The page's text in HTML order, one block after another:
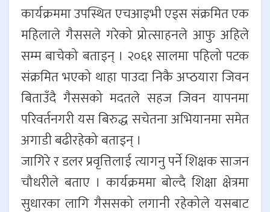
कार्यक्रममा उपस्थित एचआइभी एड्स संक्रमित एक
महिलाले गैससले गरेको प्रोत्साहनले आफु अहिले
सम्म बाचेको बताइन् । २०६१ सालमा पहिलो पटक
संक्रमित भएको थाहा पाउदा निकै अप्ठयारा जिवन
बिताउँदै गैससको मदतले सहज जिवन यापनमा
परिवर्तनगरी यस बिरुद्ध सचेतना अभियानमा समेत
अगाडी बढीरहेको बताइन् ।
जागिरे र डलर प्रवृत्तिलाई त्यागनु पर्ने शिक्षक साजन
चौधरीले बताए । कार्यक्रममा बोल्दै शिक्षा क्षेत्रमा
सुधारका लागि गैससको लगानी रहेकोले यसबाट